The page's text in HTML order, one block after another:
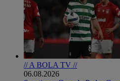
// A BOLA TV //
06.08.2026